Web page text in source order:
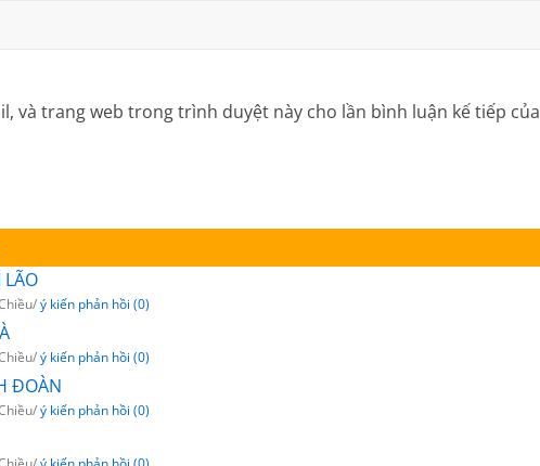
và trang web trong trình duyệt này cho lần bình luận kế tiếp
ý kiến phản hồi (0)
ý kiến phản hồi (0)
ĐOÀN
ý kiến phản hồi (0)